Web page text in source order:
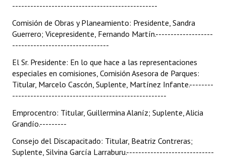
------------------------------------------------
Comisión de Obras y Planeamiento: Presidente, Sandra
Guerrero; Vicepresidente, Fernando Martín.-------------------
--------------------------------
El Sr. Presidente: En lo que hace a las representaciones
especiales en comisiones, Comisión Asesora de Parques:
Titular, Marcelo Cascón, Suplente, Martínez Infante.--------
---------------------------------------------------
Emprocentro: Titular, Guillermina Alaníz; Suplente, Alicia
Grandío.---------
Consejo del Discapacitado: Titular, Beatriz Contreras;
Suplente, Silvina García Larraburu.-----------------------------